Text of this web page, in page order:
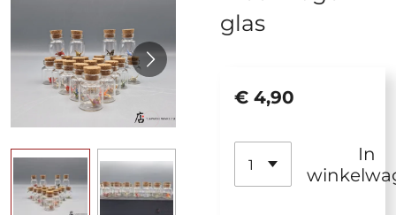
glas
€ 4,90
In